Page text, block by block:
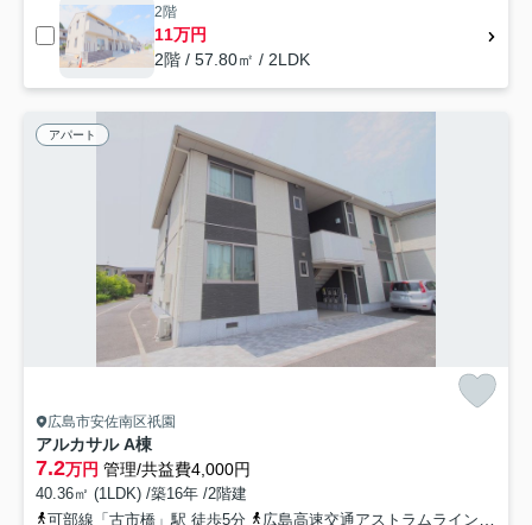
2階
11万円
2階 / 57.80㎡ / 2LDK
アパート
広島市安佐南区祇園
アルカサル A棟
7.2万円 管理/共益費4,000円
40.36㎡ (1LDK) /築16年 /2階建
可部線「古市橋」駅 徒歩5分
広島高速交通アストラムライン「大町」駅 徒歩17分